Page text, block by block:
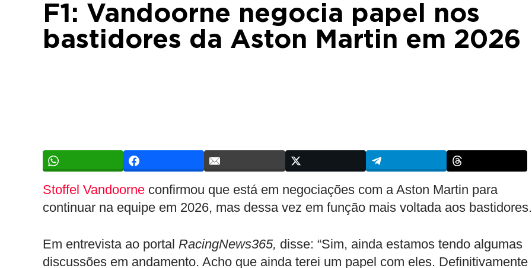
F1: Vandoorne negocia papel nos
bastidores da Aston Martin em 2026
Stoffel Vandoorne confirmou que está em negociações com a Aston Martin para
continuar na equipe em 2026, mas dessa vez em função mais voltada aos bastidores.
Em entrevista ao portal RacingNews365, disse: “Sim, ainda estamos tendo algumas
discussões em andamento. Acho que ainda terei um papel com eles. Definitivamente